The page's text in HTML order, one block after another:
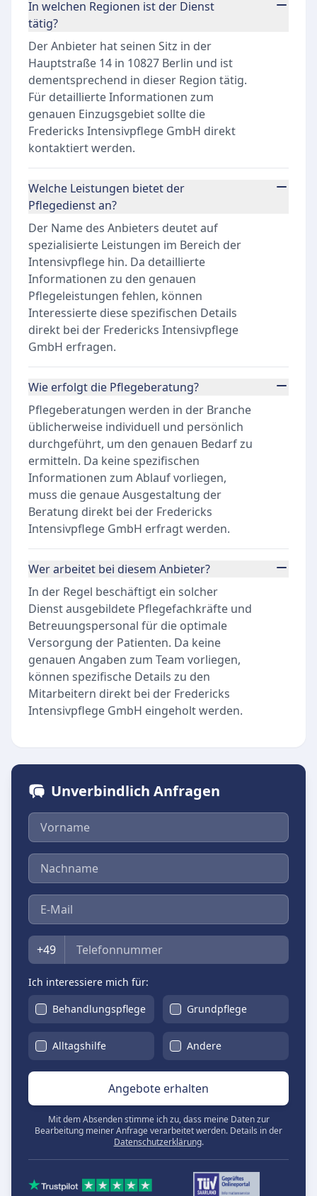
In welchen Regionen ist der Dienst
tätig?
Der Anbieter hat seinen Sitz in der
Hauptstraße 14 in 10827 Berlin und ist
dementsprechend in dieser Region tätig.
Für detaillierte Informationen zum
genauen Einzugsgebiet sollte die
Fredericks Intensivpflege GmbH direkt
kontaktiert werden.
Welche Leistungen bietet der
Pflegedienst an?
Der Name des Anbieters deutet auf
spezialisierte Leistungen im Bereich der
Intensivpflege hin. Da detaillierte
Informationen zu den genauen
Pflegeleistungen fehlen, können
Interessierte diese spezifischen Details
direkt bei der Fredericks Intensivpflege
GmbH erfragen.
Wie erfolgt die Pflegeberatung?
Pflegeberatungen werden in der Branche
üblicherweise individuell und persönlich
durchgeführt, um den genauen Bedarf zu
ermitteln. Da keine spezifischen
Informationen zum Ablauf vorliegen,
muss die genaue Ausgestaltung der
Beratung direkt bei der Fredericks
Intensivpflege GmbH erfragt werden.
Wer arbeitet bei diesem Anbieter?
In der Regel beschäftigt ein solcher
Dienst ausgebildete Pflegefachkräfte und
Betreuungspersonal für die optimale
Versorgung der Patienten. Da keine
genauen Angaben zum Team vorliegen,
können spezifische Details zu den
Mitarbeitern direkt bei der Fredericks
Intensivpflege GmbH eingeholt werden.
Unverbindlich Anfragen
Vorname
Nachname
E-Mail
Telefon
+49
Ich interessiere mich für:
Behandlungspflege
Grundpflege
Alltagshilfe Andere
Angebote erhalten
Mit dem Absenden stimme ich zu, dass meine Daten zur
Bearbeitung meiner Anfrage verarbeitet werden. Details in der
Datenschutzerklärung.